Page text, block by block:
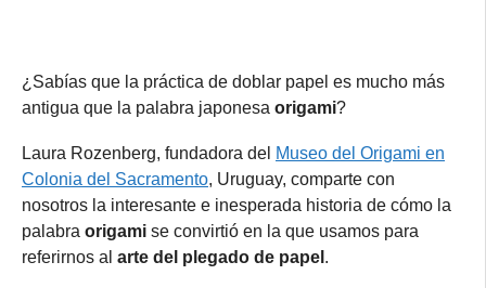
¿Sabías que la práctica de doblar papel es mucho más
antigua que la palabra japonesa origami?
Laura Rozenberg, fundadora del Museo del Origami en
Colonia del Sacramento, Uruguay, comparte con
nosotros la interesante e inesperada historia de cómo la
palabra origami se convirtió en la que usamos para
referirnos al arte del plegado de papel .